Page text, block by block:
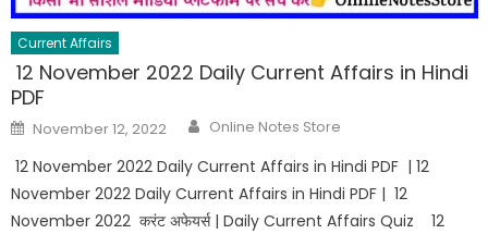
Current Affairs
12 November 2022 Daily Current Affairs in Hindi
PDF
November 12, 2022 Online Notes Store
12 November 2022 Daily Current Affairs in Hindi PDF | 12
November 2022 Daily Current Affairs in Hindi PDF | 12
November 2022 करंट अफेयर्स | Daily Current Affairs Quiz 12